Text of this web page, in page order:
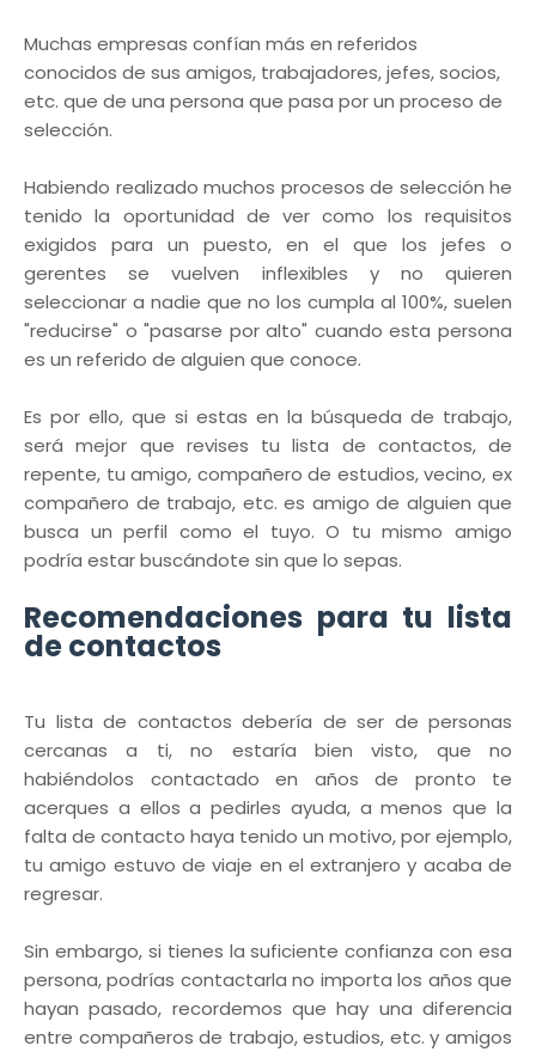
Muchas empresas confían más en referidos
conocidos de sus amigos, trabajadores, jefes, socios,
etc. que de una persona que pasa por un proceso de
selección.
Habiendo realizado muchos procesos de selección he
tenido la oportunidad de ver como los requisitos
exigidos para un puesto, en el que los jefes o
gerentes se vuelven inflexibles y no quieren
seleccionar a nadie que no los cumpla al 100%, suelen
"reducirse" o "pasarse por alto" cuando esta persona
es un referido de alguien que conoce.
Es por ello, que si estas en la búsqueda de trabajo,
será mejor que revises tu lista de contactos, de
repente, tu amigo, compañero de estudios, vecino, ex
compañero de trabajo, etc. es amigo de alguien que
busca un perfil como el tuyo. O tu mismo amigo
podría estar buscándote sin que lo sepas.
Recomendaciones para tu lista
de contactos
Tu lista de contactos debería de ser de personas
cercanas a ti, no estaría bien visto, que no
habiéndolos contactado en años de pronto te
acerques a ellos a pedirles ayuda, a menos que la
falta de contacto haya tenido un motivo, por ejemplo,
tu amigo estuvo de viaje en el extranjero y acaba de
regresar.
Sin embargo, si tienes la suficiente confianza con esa
persona, podrías contactarla no importa los años que
hayan pasado, recordemos que hay una diferencia
entre compañeros de trabajo, estudios, etc. y amigos